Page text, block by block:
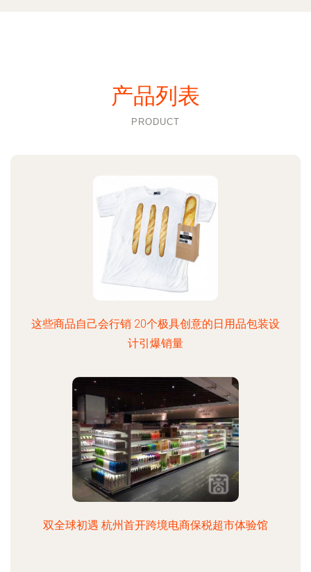
产品列表
PRODUCT
这些商品自己会行销 20个极具创意的日用品包装设
计引爆销量
双全球初遇 杭州首开跨境电商保税超市体验馆